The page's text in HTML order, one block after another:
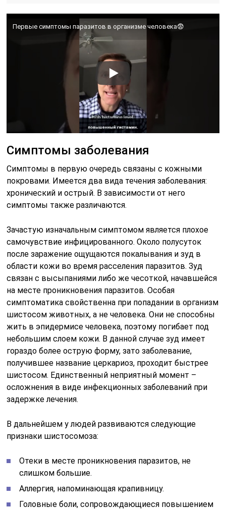
Первые симптомы паразитов в организме человека😨
Симптомы заболевания
Симптомы в первую очередь связаны с кожными
покровами. Имеется два вида течения заболевания:
хронический и острый. В зависимости от него
симптомы также различаются.
Зачастую изначальным симптомом является плохое
самочувствие инфицированного. Около полусуток
после заражение ощущаются покалывания и зуд в
области кожи во время расселения паразитов. Зуд
связан с высыпаниями либо же чесоткой, начавшейся
на месте проникновения паразитов. Особая
симптоматика свойственна при попадании в организм
шистосом животных, а не человека. Они не способны
жить в эпидермисе человека, поэтому погибает под
небольшим слоем кожи. В данной случае зуд имеет
гораздо более острую форму, зато заболевание,
получившее название церкариоз, проходит быстрее
шистосом. Единственный неприятный момент –
осложнения в виде инфекционных заболеваний при
задержке лечения.
В дальнейшем у людей развиваются следующие
признаки шистосомоза:
Отеки в месте проникновения паразитов, не
слишком большие.
Аллергия, напоминающая крапивницу.
Головные боли, сопровождающиеся повышением